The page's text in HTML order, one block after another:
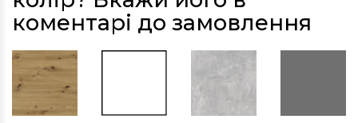
коментарі до замовлення